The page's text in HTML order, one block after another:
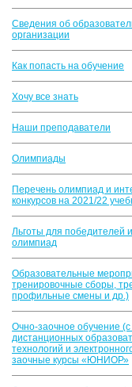
Сведения об
организации
Как попасть на обучение
Хочу все знать
Наши преподаватели
Олимпиады
Перечень олимпиад и
конкурсов на 2021/22
Льготы для победителей
олимпиад
Образовательные
тренировочные сборы,
профильные смены и др.)
Очно-заочное обучение
дистанционных
технологий и
заочные курсы «ЮНИОР»